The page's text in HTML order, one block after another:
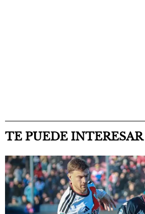
TE PUEDE INTERESAR